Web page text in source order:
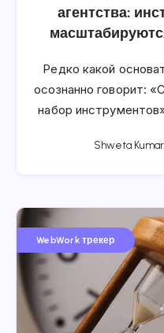
агентства:
Редко какой
осознанно говорит:
набор
Shweta
WebWork трекер